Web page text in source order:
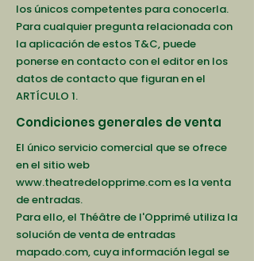
los únicos competentes para conocerla.
Para cualquier pregunta relacionada con
la aplicación de estos T&C, puede
ponerse en contacto con el editor en los
datos de contacto que figuran en el
ARTÍCULO 1.
Condiciones generales de venta
El único servicio comercial que se ofrece
en el sitio web
www.theatredelopprime.comes la venta
de entradas.
Para ello, el Théâtre de l'Opprimé utiliza la
solución de venta de entradas
mapado.com, cuya información legal se